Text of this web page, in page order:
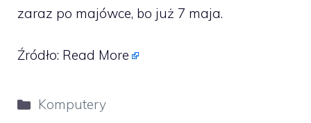
zaraz po majówce, bo już 7 maja.
Źródło: Read More
Kategorie
Komputery